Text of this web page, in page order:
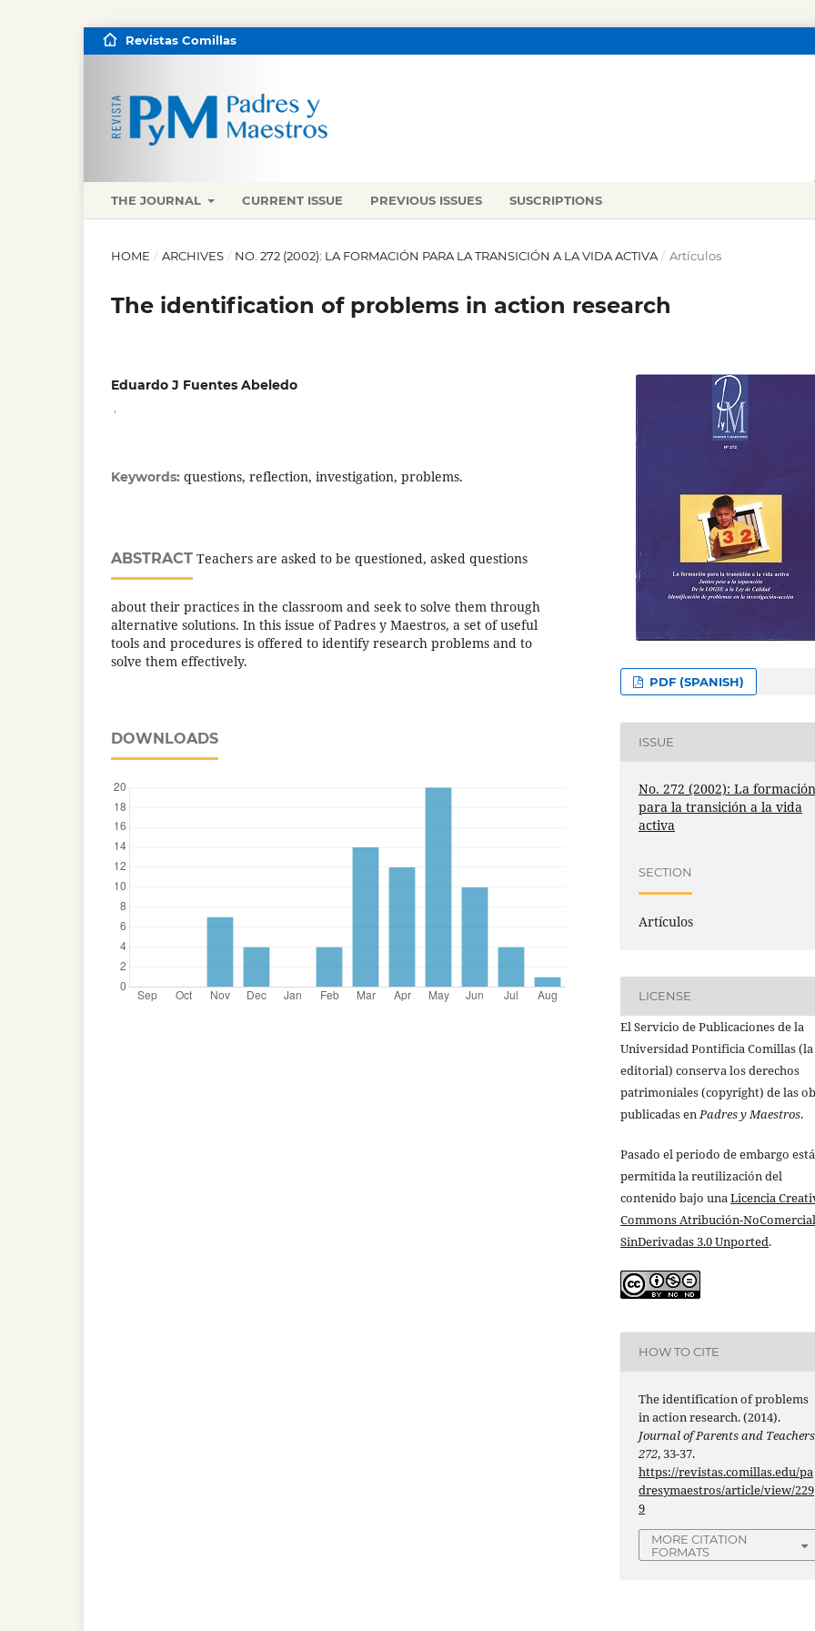
THE JOURNAL CURRENT ISSUE PREVIOUS ISSUES SUSCRIPTIONS
Revistas Comillas
HOME / ARCHIVES / NO. 272 (2002): LA FORMACIÓN PARA LA TRANSICIÓN A LA VIDA ACTIVA / Artículos
The identification of problems in action research
Eduardo J Fuentes Abeledo
Keywords: questions, reflection, investigation, problems.
ABSTRACT Teachers are asked to be questioned, asked questions
about their practices in the classroom and seek to solve them through
alternative solutions. In this issue of Padres y Maestros, a set of useful
tools and procedures is offered to identify research problems and to
solve them effectively.
DOWNLOADS
PDF (SPANISH)
ISSUE
No. 272 (2002): La
para la transición a la vida
activa
SECTION
Artículos
LICENSE
El Servicio de Publicaciones de la
Universidad Pontificia Comillas (la
editorial) conserva los derechos
patrimoniales (copyright) de las
publicadas enPadres y Maestros.
Pasado el periodo de embargo está
permitida la reutilización del
contenido bajo unaLicencia
Commons Atribución-
SinDerivadas 3.0 Unported.
HOW TO CITE
The identification of problems
in action research. (2014).
Journal of Parents and Teachers
272, 33-37.
https://revistas.comillas.edu/pa
dresymaestros/article/view/229
9
MORE CITATION
FORMATS